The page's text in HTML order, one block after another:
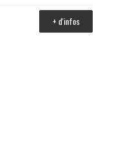
+ d'infos